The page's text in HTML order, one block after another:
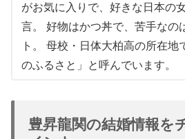
がお気に入りで、好きな日本の
言。 好物はかつ丼で、苦手なの
ト。 母校・日体大柏高の所在地
のふるさと」と呼んでいます。
豊昇龍関の結婚情報を